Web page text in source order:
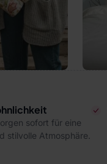
sofort für eine
stilvolle Atmosphäre.